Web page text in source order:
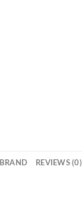
BRAND REVIEWS (0)